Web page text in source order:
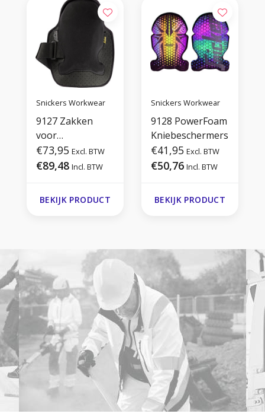
Snickers Workwear
9127 Zakken
voor
Kniebeschermers
€73,95 Excl. BTW
€89,48 Incl. BTW
BEKIJK PRODUCT
Snickers Workwear
9128 PowerFoam
Kniebeschermers
€41,95 Excl. BTW
€50,76 Incl. BTW
BEKIJK PRODUCT